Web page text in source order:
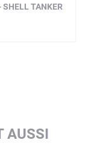
TANKER
AUSSI